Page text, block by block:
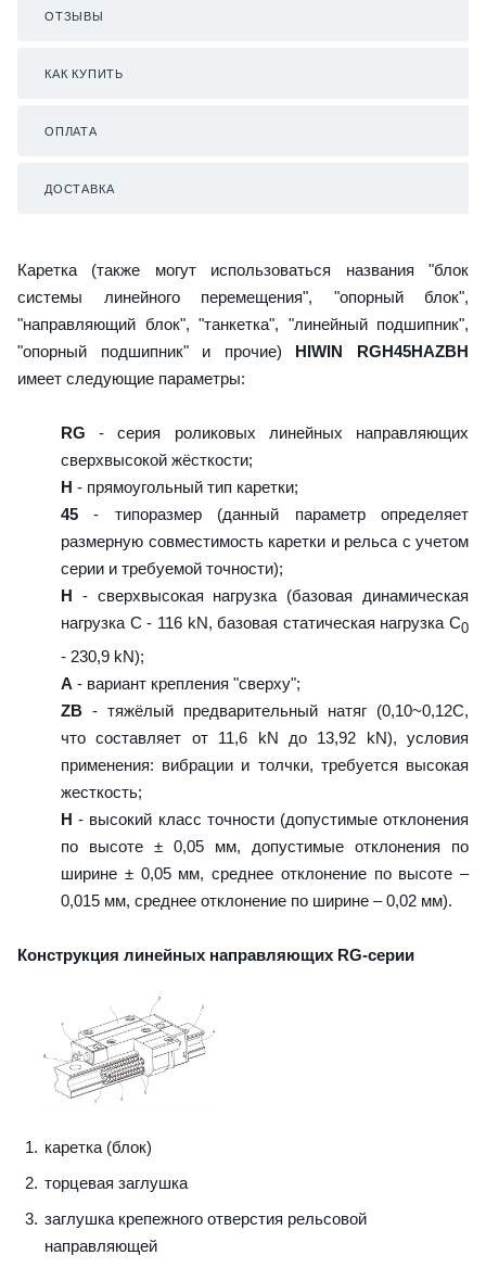
ОТЗЫВЫ
КАК КУПИТЬ
ОПЛАТА
ДОСТАВКА
Каретка (также могут использоваться названия "блок
системы линейного перемещения", "опорный блок",
"направляющий блок", "танкетка", "линейный подшипник",
"опорный подшипник" и прочие) HIWIN RGH45HAZBH
имеет следующие параметры:
RG - серия роликовых линейных направляющих
сверхвысокой жёсткости;
H - прямоугольный тип каретки;
45 - типоразмер (данный параметр определяет
размерную совместимость каретки и рельса с учетом
серии и требуемой точности);
H - сверхвысокая нагрузка (базовая динамическая
нагрузка C - 116 kN, базовая статическая нагрузка С0
- 230,9 kN);
A - вариант крепления "сверху";
ZB - тяжёлый предварительный натяг (0,10~0,12C,
что составляет от 11,6 kN до 13,92 kN), условия
применения: вибрации и толчки, требуется высокая
жесткость;
H - высокий класс точности (допустимые отклонения
по высоте ± 0,05 мм, допустимые отклонения по
ширине ± 0,05 мм, среднее отклонение по высоте –
0,015 мм, среднее отклонение по ширине – 0,02 мм).
Конструкция линейных направляющих RG-серии
каретка (блок)
торцевая заглушка
заглушка крепежного отверстия рельсовой
направляющей